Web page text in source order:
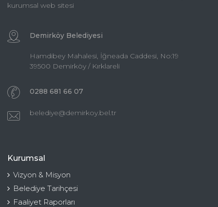
kurumsal web sitesi
Demirköy Belediyesi
Hamdibey Mahalesi, İğneada Caddesi, No:19
39500 Demirköy / Kırklareli
0288 681 66 07
belediye@demirkoy.bel.tr
Kurumsal
Vizyon & Misyon
Belediye Tarihçesi
Faaliyet Raporları